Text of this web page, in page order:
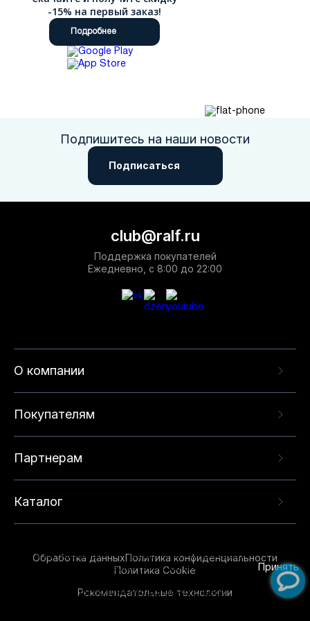
-15% на первый заказ!
Подробнее
Подпишитесь на наши новости
Подписаться
О компании
Покупателям
Партнерам
Каталог
club@ralf.ru
Поддержка покупателей
Ежедневно, с 8:00 до 22:00
Обработка данныхПолитика конфиденциальности
Политика Cookie
Рекомендательные технологии
опыта на нашем сайте. Продолжая использовать
данный сайт, вы соглашаетесь с использованием
технологий. Для получения дополнительной
Принять